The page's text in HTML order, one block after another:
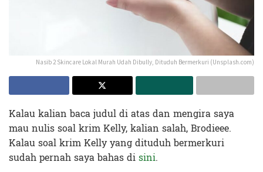
Nasib 2 Skincare Lokal Murah Udah Dibully, Dituduh Bermerkuri (Unsplash.com)
Kalau kalian baca judul di atas dan mengira saya
mau nulis soal krim Kelly, kalian salah, Brodieee.
Kalau soal krim Kelly yang dituduh bermerkuri
sudah pernah saya bahas disini.